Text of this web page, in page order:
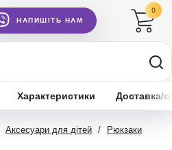
НАПИШІТЬ НАМ
0
Характеристики Доставка/
Аксесуари для дітей / Рюкзаки